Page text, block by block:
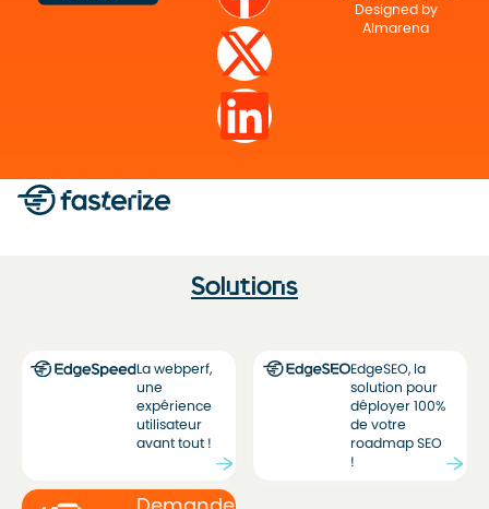
Designed by
Almarena
Solutions
La webperf,
une
expérience
utilisateur
avant tout !
EdgeSEO, la
solution pour
déployer 100%
de votre
roadmap SEO
!